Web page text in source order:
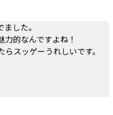
した。
的なんですよね！
スッゲーうれしいです。